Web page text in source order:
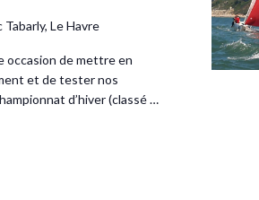
Tabarly, Le Havre
occasion de mettre en
et de tester nos
d’hiver (classé …